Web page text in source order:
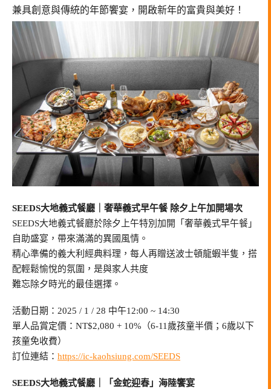
兼具創意與傳統的年節饗宴，開啟新年的富貴與美好！
SEEDS大地義式餐廳｜奢華義式早午餐 除夕上午加開場次
SEEDS大地義式餐廳於除夕上午特別加開「奢華義式早午餐」
自助盛宴，帶來滿滿的異國風情。
精心準備的義大利經典料理，每人再贈送波士頓龍蝦半隻，搭
配輕鬆愉悅的氛圍，是與家人共度
難忘除夕時光的最佳選擇。
活動日期：2025 / 1 / 28 中午12:00 ~ 14:30
單人品賞定價：NT$2,080 + 10%（6-11歲孩童半價；6歲以下
孩童免收費）
訂位連結： https://ic-kaohsiung.com/SEEDS
SEEDS大地義式餐廳｜「金蛇迎春」海陸饗宴